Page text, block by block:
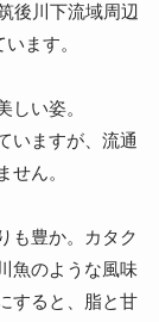
後川下流域周辺
ます。
い姿。
いますが、流通
せん。
も豊か。カタク
魚のような風味
すると、脂と甘